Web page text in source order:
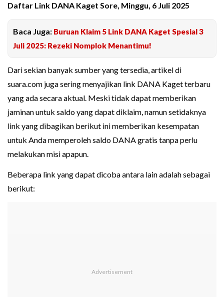
Daftar Link DANA Kaget Sore, Minggu, 6 Juli 2025
Baca Juga: Buruan Klaim 5 Link DANA Kaget Spesial 3
Juli 2025: Rezeki Nomplok Menantimu!
Dari sekian banyak sumber yang tersedia, artikel di
suara.com juga sering menyajikan link DANA Kaget terbaru
yang ada secara aktual. Meski tidak dapat memberikan
jaminan untuk saldo yang dapat diklaim, namun setidaknya
link yang dibagikan berikut ini memberikan kesempatan
untuk Anda memperoleh saldo DANA gratis tanpa perlu
melakukan misi apapun.
Beberapa link yang dapat dicoba antara lain adalah sebagai
berikut: